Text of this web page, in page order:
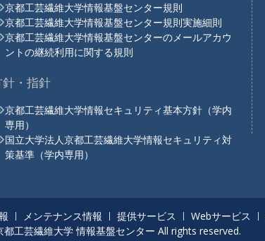
京都工芸繊維大学情報基盤センター規則
京都工芸繊維大学情報基盤センター規則実施細則
京都工芸繊維大学情報基盤センターのメールアカウ
ントの継続利用に関する規則
針・指針
京都工芸繊維大学情報セキュリティ基本方針（学内
専用）
国立大学法人京都工芸繊維大学情報セキュリティ対
策基準（学内専用）
メンテナンス情報 提供サービス Webサービス
工芸繊維大学 情報基盤センター All rights reserved.